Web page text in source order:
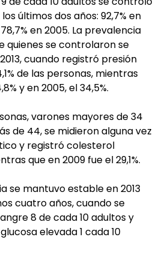
últimos dos años: 92,7% en
78,7% en 2005. La prevalencia
quienes se controlaron se
cuando registró presión
de las personas, mientras
y en 2005, el 34,5%.
varones mayores de 34
de 44, se midieron alguna vez
y registró colesterol
que en 2009 fue el 29,1%.
se mantuvo estable en 2013
cuatro años, cuando se
8 de cada 10 adultos y
elevada 1 cada 10